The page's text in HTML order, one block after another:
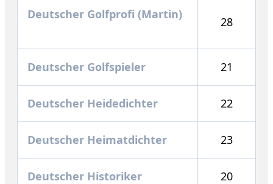
Deutscher Golfprofi (Martin)
28
Deutscher Golfspieler 21
Deutscher Heidedichter 22
Deutscher Heimatdichter 23
Deutscher Historiker 20